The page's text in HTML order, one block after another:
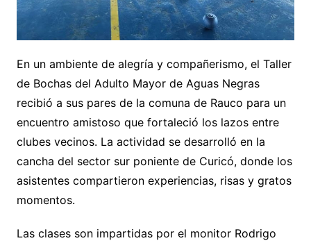
En un ambiente de alegría y compañerismo, el Taller
de Bochas del Adulto Mayor de Aguas Negras
recibió a sus pares de la comuna de Rauco para un
encuentro amistoso que fortaleció los lazos entre
clubes vecinos. La actividad se desarrolló en la
cancha del sector sur poniente de Curicó, donde los
asistentes compartieron experiencias, risas y gratos
momentos.
Las clases son impartidas por el monitor Rodrigo